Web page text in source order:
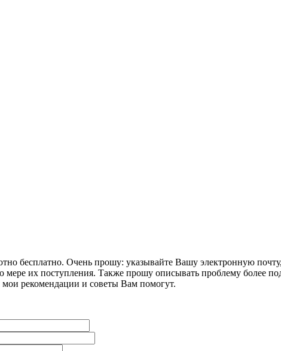
бесплатно. Очень прошу: указывайте Вашу электронную
их поступления. Также прошу описывать проблему более
рекомендации и советы Вам помогут.